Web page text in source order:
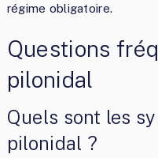
régime obligatoire.
Questions
pilonidal
Quels sont les
pilonidal ?